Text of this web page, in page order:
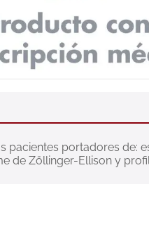
pacientes portadores
de Zöllinger-Ellison y